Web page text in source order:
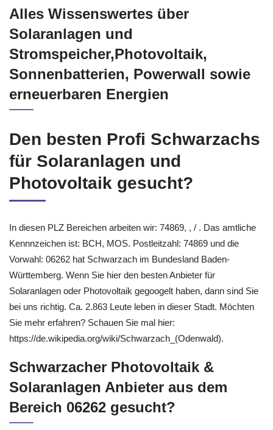
Alles Wissenswertes über
Solaranlagen und
Stromspeicher,Photovoltaik,
Sonnenbatterien, Powerwall sowie
erneuerbaren Energien
Den besten Profi Schwarzachs
für Solaranlagen und
Photovoltaik gesucht?
In diesen PLZ Bereichen arbeiten wir: 74869, , / . Das amtliche
Kennnzeichen ist: BCH, MOS. Postleitzahl: 74869 und die
Vorwahl: 06262 hat Schwarzach im Bundesland Baden-
Württemberg. Wenn Sie hier den besten Anbieter für
Solaranlagen oder Photovoltaik gegoogelt haben, dann sind Sie
bei uns richtig. Ca. 2.863 Leute leben in dieser Stadt. Möchten
Sie mehr erfahren? Schauen Sie mal hier:
https://de.wikipedia.org/wiki/Schwarzach_(Odenwald).
Schwarzacher Photovoltaik &
Solaranlagen Anbieter aus dem
Bereich 06262 gesucht?